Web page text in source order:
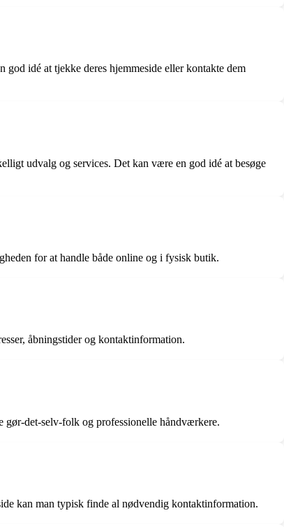
idé at tjekke deres hjemmeside eller kontakte dem
udvalg og services. Det kan være en god idé at besøge
for at handle både online og i fysisk butik.
åbningstider og kontaktinformation.
det-selv-folk og professionelle håndværkere.
kan man typisk finde al nødvendig kontaktinformation.